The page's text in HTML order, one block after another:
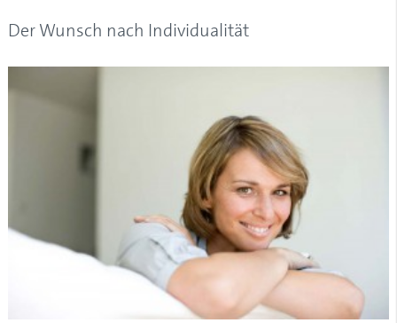
Der Wunsch nach Individualität